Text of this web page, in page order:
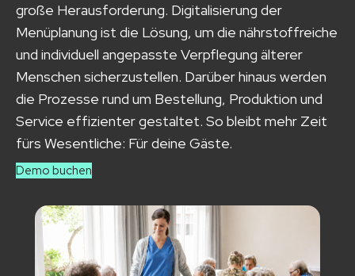
große Herausforderung. Digitalisierung der
Menüplanung ist die Lösung, um die nährstoffreiche
und individuell angepasste Verpflegung älterer
Menschen sicherzustellen. Darüber hinaus werden
die Prozesse rund um Bestellung, Produktion und
Service effizienter gestaltet. So bleibt mehr Zeit
fürs Wesentliche: Für deine Gäste.
Demo buchen